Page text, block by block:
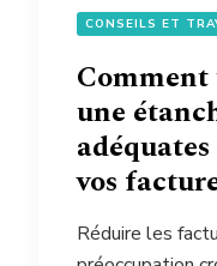
CONSEILS ET
une
vos
Réduire les